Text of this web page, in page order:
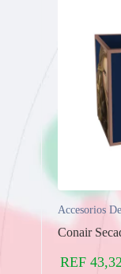
Accesorios
Conair
REF 43,32